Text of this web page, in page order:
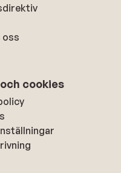
oss
cookies